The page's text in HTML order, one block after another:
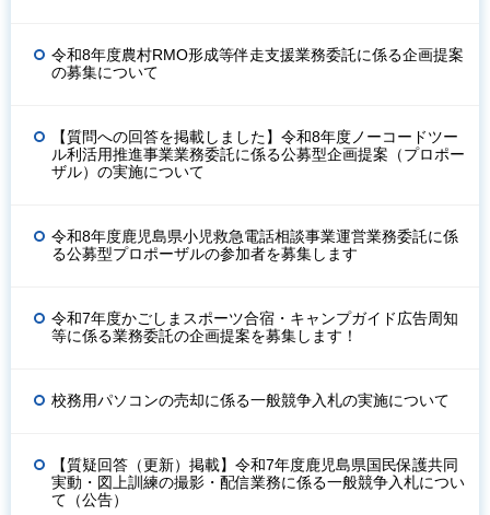
令和8年度農村RMO形成等伴走支援業務委託に係る企画提案
の募集について
【質問への回答を掲載しました】令和8年度ノーコードツー
ル利活用推進事業業務委託に係る公募型企画提案（プロポー
ザル）の実施について
令和8年度鹿児島県小児救急電話相談事業運営業務委託に係
る公募型プロポーザルの参加者を募集します
令和7年度かごしまスポーツ合宿・キャンプガイド広告周知
等に係る業務委託の企画提案を募集します！
校務用パソコンの売却に係る一般競争入札の実施について
【質疑回答（更新）掲載】令和7年度鹿児島県国民保護共同
実動・図上訓練の撮影・配信業務に係る一般競争入札につい
て（公告）